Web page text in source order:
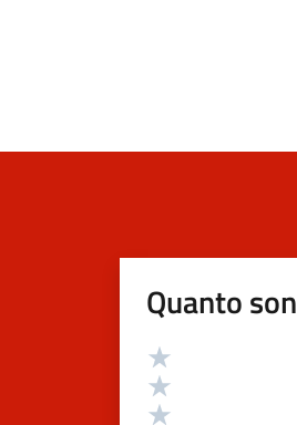
Quanto
Valutazione